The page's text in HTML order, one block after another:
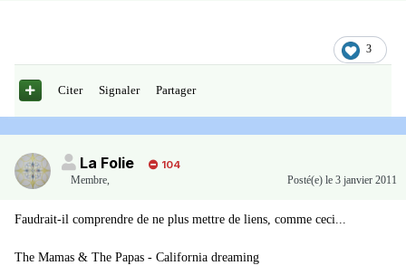
3
Citer Signaler Partager
La Folie
104
Membre
Posté(e) le 3 janvier 2011
Faudrait-il comprendre de ne plus mettre de liens, comme ceci...
The Mamas & The Papas - California dreaming